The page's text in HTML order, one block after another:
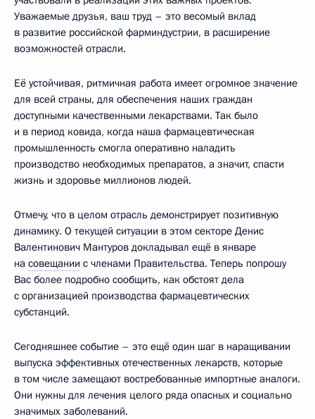
Уважаемые друзья, ваш труд – это весомый вклад
в развитие российской фарминдустрии, в расширение
возможностей отрасли.
Её устойчивая, ритмичная работа имеет огромное значение
для всей страны, для обеспечения наших граждан
доступными качественными лекарствами. Так было
и в период ковида, когда наша фармацевтическая
промышленность смогла оперативно наладить
производство необходимых препаратов, а значит, спасти
жизнь и здоровье миллионов людей.
Отмечу, что в целом отрасль демонстрирует позитивную
динамику. О текущей ситуации в этом секторе Денис
Валентинович Мантуров докладывал ещё в январе
на совещании с членами Правительства. Теперь попрошу
Вас более подробно сообщить, как обстоят дела
с организацией производства фармацевтических
субстанций.
Сегодняшнее событие – это ещё один шаг в наращивании
выпуска эффективных отечественных лекарств, которые
в том числе замещают востребованные импортные аналоги.
Они нужны для лечения целого ряда опасных и социально
значимых заболеваний.